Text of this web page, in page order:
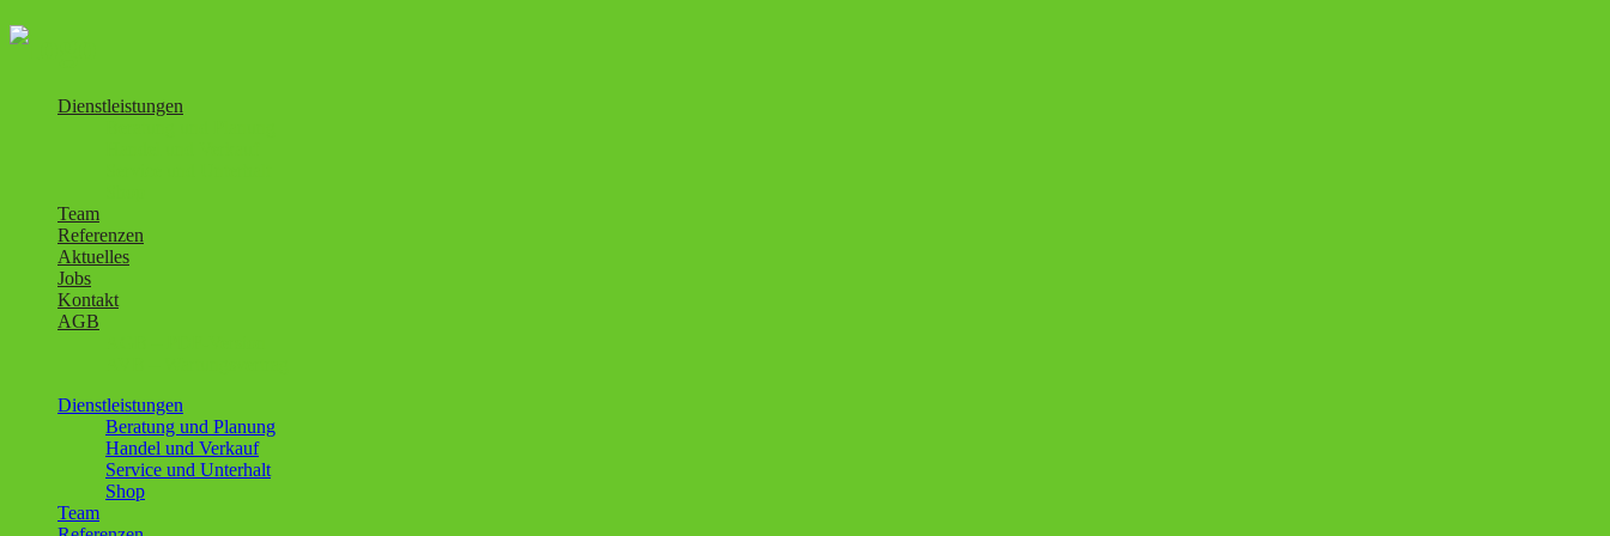
Dienstleistungen
Team
Referenzen
Aktuelles
Jobs
Kontakt
AGB
Dienstleistungen
Beratung und Planung
Handel und Verkauf
Service und Unterhalt
Shop
Team